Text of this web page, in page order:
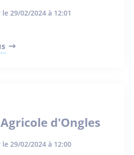
29/02/2024 à 12:01
d'Ongles
29/02/2024 à 12:00